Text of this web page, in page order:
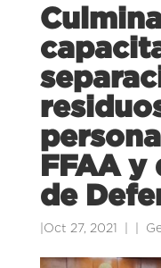
FFAA
de
Oct 27, 2021